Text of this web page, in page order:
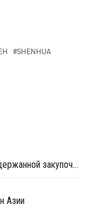
#SHENHUA
Цены на пропилен в Азии упали на фоне сдержанной закупочной активности
Азии